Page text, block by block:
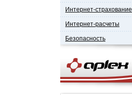
Интернет-страхование
Интернет-расчеты
Безопасность